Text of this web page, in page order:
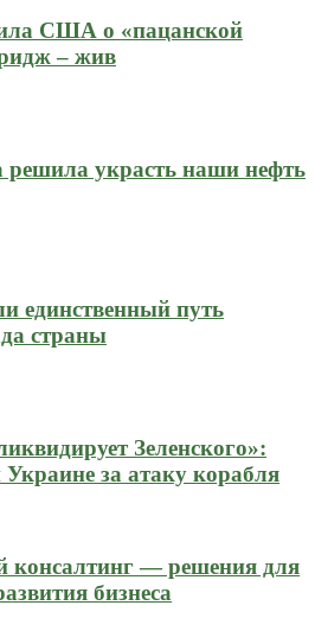
США о «пацанской
– жив
украсть наши нефть
единственный путь
страны
Зеленского»:
Украине за атаку корабля
консалтинг — решения для
бизнеса